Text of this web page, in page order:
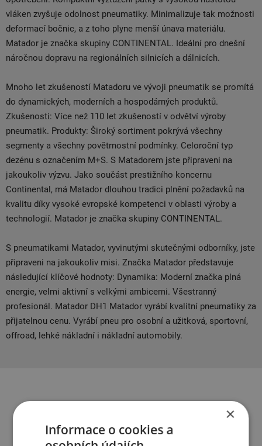
vláken zvyšuje odolnost pneumatiky. Minimalizuje tak možnosti
deformací bočnic, a z toho plyne menší únava materiálu.
Matador je značka skupiny CONTINENTAL. Ideální pro dnešní
náročnou dopravu na regionálních silnicích a dálnicích.
Mnoho let zkušeností Matadoru ve vývoji pneumatik se promítá
do dynamických, moderních a hospodárných produktů.
Zkušenosti: Více než 110 let zkušeností v odvětví výroby
pneumatik. Produkty: Široký sortiment pokrývá všechny
segmenty a všechny povětrnostní podmínky. Celoroční typ
dezénu s označením M+S. S Matadorem jste připraveni na
jakoukoliv výzvu. Jako součást prestižního koncernu
Continental, má Matador dlouhou tradici plnění požadavků na
kvalitu díky vysoké evropské kompetenci v oblasti výroby a
technologií. Matador je značka skupiny CONTINENTAL.
S pneumatikami Matador, vyvinutými skutečnými odborníky, jste
připraveni na jakoukoliv misi. Značka Matador představuje
následující klíčové hodnoty: Dynamika: Moderní značka plná
energie, velmi aktivní s velkými ambicemi. Všestranný
profesionál. Matador DH1 Matador vyrábí kvalitní pneumatiky za
přijatelnou cenu. Vyrábí pneu pro osobní a užitková, sportovní,
offroad, lehké nákladní i nákladní automobily.
×
Informace o cookies a